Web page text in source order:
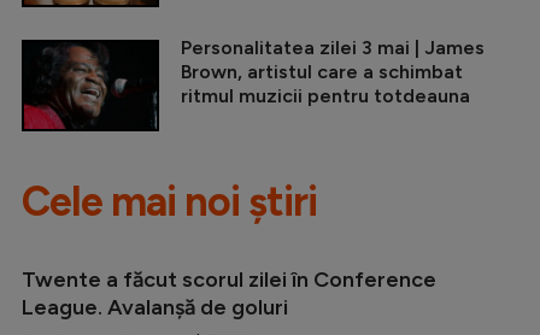
Personalitatea zilei 3 mai | James
Brown, artistul care a schimbat
ritmul muzicii pentru totdeauna
Cele mai noi știri
Twente a făcut scorul zilei în Conference
League. Avalanșă de goluri